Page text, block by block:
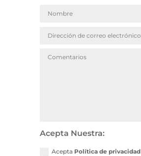
Acepta Nuestra:
Acepta Política de privacidad